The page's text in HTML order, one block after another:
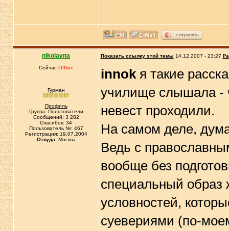
сохранить
nikolavna Показать ссылку этой темы 14.12.2007 - 23:27
Сейчас Offline
Гурман
Профиль
Группа: Пользователи
Сообщений: 3 282
Спасибок: 34
Пользователь №: 467
Регистрация: 19.07.2004
Откуда:Москва
innokя такие
училище слышала -
невест проходили.
На самом деле,
Ведь с
вообще без
специальный образ
условностей,
суевериями (по-